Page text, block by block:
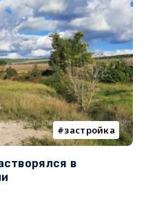
застройка
в